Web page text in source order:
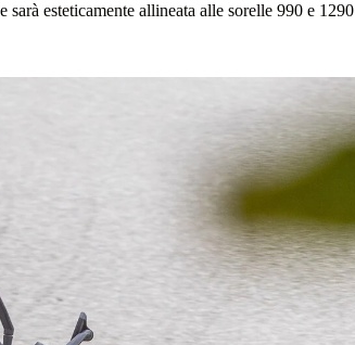
esteticamente allineata alle sorelle 990 e 1290